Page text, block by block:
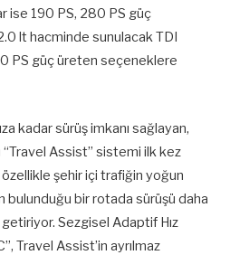
ise 190 PS, 280 PS güç
lt hacminde sunulacak TDI
PS güç üreten seçeneklere
kadar sürüş imkanı sağlayan,
“Travel Assist” sistemi ilk kez
özellikle şehir içi trafiğin yoğun
bulunduğu bir rotada sürüşü daha
Sezgisel Adaptif Hız
Travel Assist’in ayrılmaz